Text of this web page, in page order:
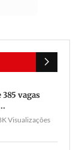
vagas
Visualizações